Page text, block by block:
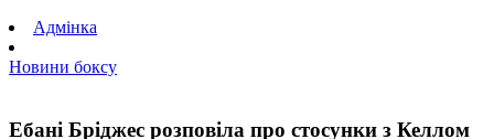
Адмінка
Новини боксу
Ебані Бріджес розповіла про стосунки з Келлом